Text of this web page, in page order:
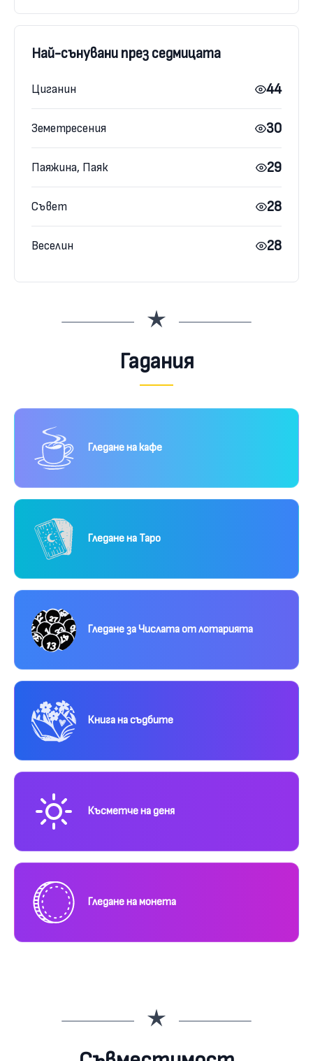
Най-сънувани през седмицата
Циганин 44
Земетресения 30
Паяжина, Паяк 29
Съвет 28
Веселин 28
Гадания
Гледане на кафе
Гледане на Таро
Гледане за Числата от лотарията
Книга на съдбите
Късметче на деня
Гледане на монета